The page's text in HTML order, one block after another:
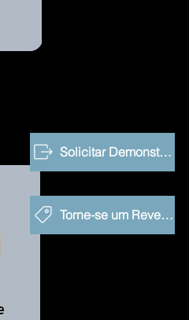
Solicitar Demonstração
Torne-se um Revendedor